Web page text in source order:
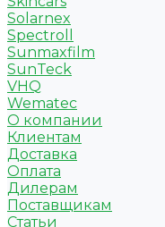
Solarnex
Spectroll
Sunmaxfilm
SunTeck
VHQ
Wematec
О компании
Клиентам
Доставка
Оплата
Дилерам
Поставщикам
Статьи